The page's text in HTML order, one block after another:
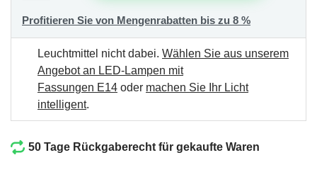
Profitieren Sie von Mengenrabatten bis zu 8 %
Leuchtmittel nicht dabei. Wählen Sie aus unserem
Angebot an LED-Lampen mit
Fassungen E14 oder machen Sie Ihr Licht
intelligent.
50 Tage Rückgaberecht für gekaufte Waren